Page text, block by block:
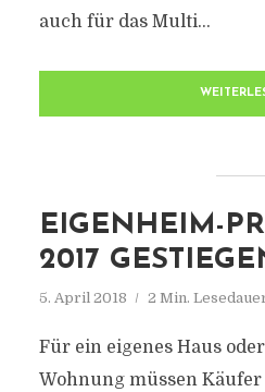
auch für das Multi...
EIGENHEIM-
2017
5. April 2018 2 Min.
Für ein eigenes Haus
Wohnung müssen